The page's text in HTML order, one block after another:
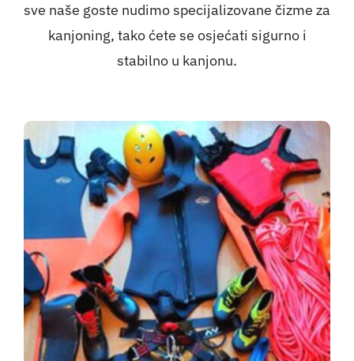
sve naše goste nudimo specijalizovane čizme za
kanjoning, tako ćete se osjećati sigurno i
stabilno u kanjonu.